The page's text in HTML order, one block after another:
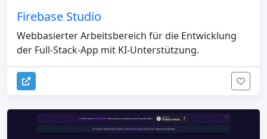
Firebase Studio
Webbasierter Arbeitsbereich für die Entwicklung
der Full-Stack-App mit KI-Unterstützung.